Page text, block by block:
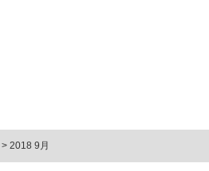
2018 9月